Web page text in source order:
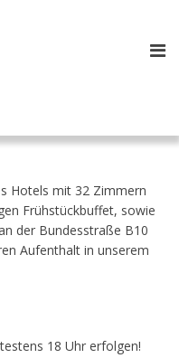
Hotels mit 32 Zimmern
Frühstückbuffet, sowie
der Bundesstraße B10
Aufenthalt in unserem
18 Uhr erfolgen!